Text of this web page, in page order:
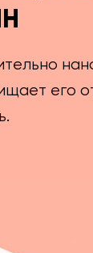
его